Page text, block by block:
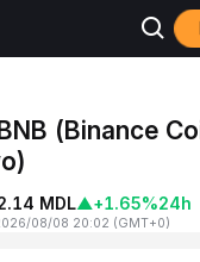
(Binance
MDL▲+1.65%24h
08/08 20:02 (GMT+0)